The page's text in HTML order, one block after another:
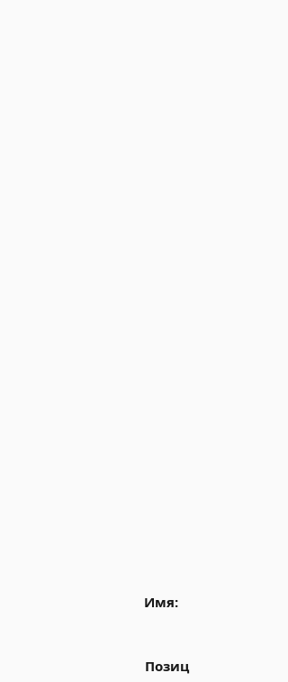
Имя:
Позиц